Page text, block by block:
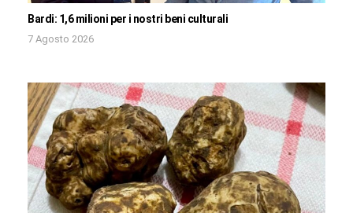
Bardi: 1,6 milioni per i nostri beni culturali
7 Agosto 2026